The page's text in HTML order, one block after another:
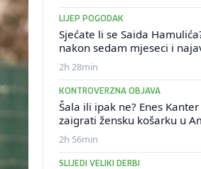
LIJEP POGODAK
Sjećate li se Saida
nakon sedam mjeseci i
2h 28min
KONTROVERZNA OBJAVA
Šala ili ipak ne? Enes
zaigrati žensku košarku u
2h 56min
SLIJEDI VELIKI DERBI